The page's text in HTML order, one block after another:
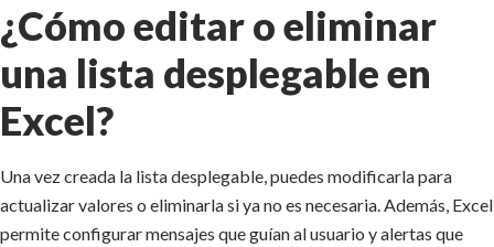
¿Cómo editar o eliminar
una lista desplegable en
Excel?
Una vez creada la lista desplegable, puedes modificarla para
actualizar valores o eliminarla si ya no es necesaria. Además, Excel
permite configurar mensajes que guían al usuario y alertas que